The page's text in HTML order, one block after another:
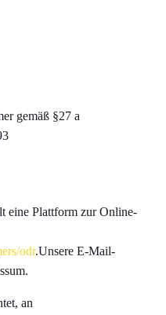
gemäß §27 a
eine Plattform zur Online-
odr.Unsere E-Mail-
an